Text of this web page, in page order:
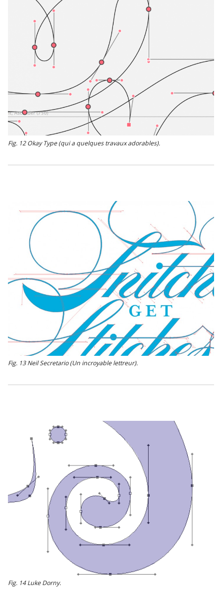
Fig. 12 Okay Type (qui a quelques travaux adorables).
Fig. 13 Neil Secretario (Un incroyable lettreur).
Fig. 14 Luke Dorny.